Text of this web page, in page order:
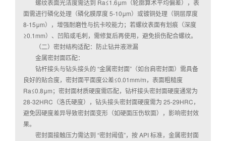
螺纹表面光洁度需达到 Ra≤1.6μm（轮廓算术平均偏差），表
面需进行磷化处理（磷化膜厚度 5-10μm）或镀铜处理（铜层厚度
8-15μm），增强耐磨性与抗卡咬能力；若螺纹表面有划痕（深度
≥0.1mm）、凹陷或毛刺，需修复后再使用，避免损伤配合螺纹。
（二）密封结构适配：防止钻井液泄漏
金属密封面匹配：
钻杆接头与钻头接头的 “金属密封面”（如台肩密封面）需具备
良好的贴合度，密封面平面度公差≤0.01mm/m，表面粗糙度
Ra≤0.8μm；密封面材质硬度需匹配，钻杆接头密封面硬度通常为
28-32HRC（洛氏硬度），钻头接头密封面硬度需为 25-29HRC，
避免因硬度差异导致密封面变形（如硬面压伤软面），影响密封效
果。
密封面接触压力需达到 “密封阈值”，按 API 标准，金属密封面